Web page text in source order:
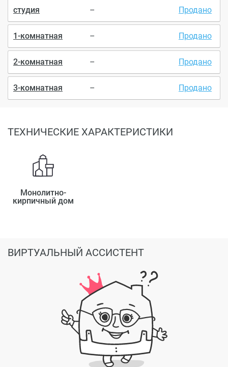
студия – Продано
1-комнатная – Продано
2-комнатная – Продано
3-комнатная – Продано
ТЕХНИЧЕСКИЕ ХАРАКТЕРИСТИКИ
Монолитно-
кирпичный дом
ВИРТУАЛЬНЫЙ АССИСТЕНТ